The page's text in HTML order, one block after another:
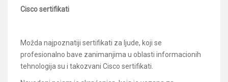
Cisco sertifikati
Možda najpoznatiji sertifikati za ljude, koji se
profesionalno bave zanimanjima u oblasti informacionih
tehnologija su i takozvani Cisco sertifikati.